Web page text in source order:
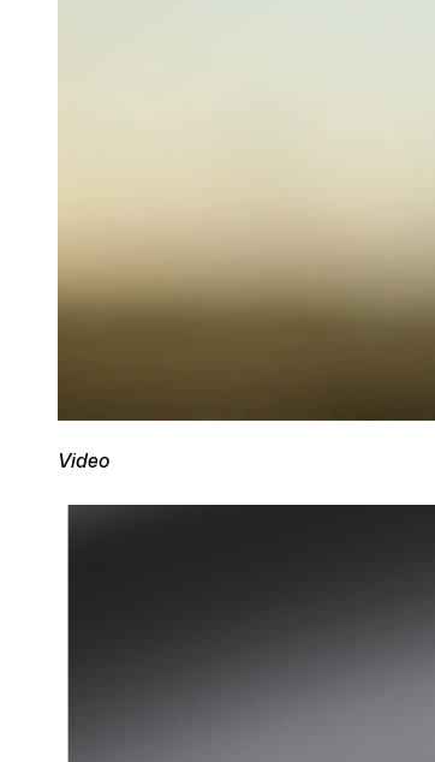
Video